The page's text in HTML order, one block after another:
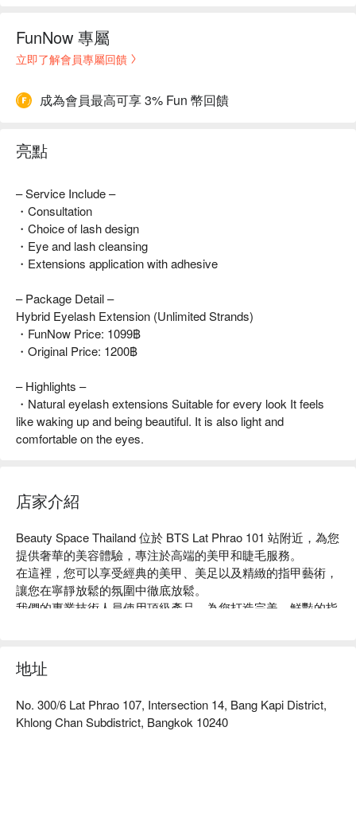
FunNow 專屬
立即了解會員專屬回饋
成為會員最高可享 3% Fun 幣回饋
亮點
– Service Include –
・Consultation
・Choice of lash design
・Eye and lash cleansing
・Extensions application with adhesive
– Package Detail –
Hybrid Eyelash Extension (Unlimited Strands)
・FunNow Price: 1099฿
・Original Price: 1200฿
– Highlights –
・Natural eyelash extensions Suitable for every look It feels
like waking up and being beautiful. It is also light and
comfortable on the eyes.
店家介紹
Beauty Space Thailand 位於 BTS Lat Phrao 101 站附近，為您
提供奢華的美容體驗，專注於高端的美甲和睫毛服務。
在這裡，您可以享受經典的美甲、美足以及精緻的指甲藝術，
讓您在寧靜放鬆的氛圍中徹底放鬆。
我們的專業技術人員使用頂級產品，為您打造完美、鮮豔的指
量身打造理想的長度和風格，讓您擁有無縫且持久的美麗效
果。
惠！
地址
No. 300/6 Lat Phrao 107, Intersection 14, Bang Kapi District,
Khlong Chan Subdistrict, Bangkok 10240